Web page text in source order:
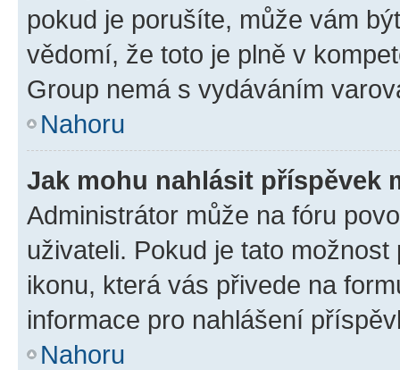
pokud je porušíte, může vám
vědomí, že toto je plně v
Group nemá s vydáváním
Nahoru
Jak mohu nahlásit příspěvek
Administrátor může na fóru
uživateli. Pokud je tato
ikonu, která vás přivede na
informace pro nahlášení
Nahoru